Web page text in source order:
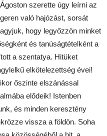
szerette úgy leírni az
való hajózást, sorsát
hogy legyőzzön minket
és tanúságtételként a
a szentatya. Hitüket
elkötelezettség évei!
őszinte elszánással
elődeik! Istenben
és minden keresztény
vissza a földön. Soha